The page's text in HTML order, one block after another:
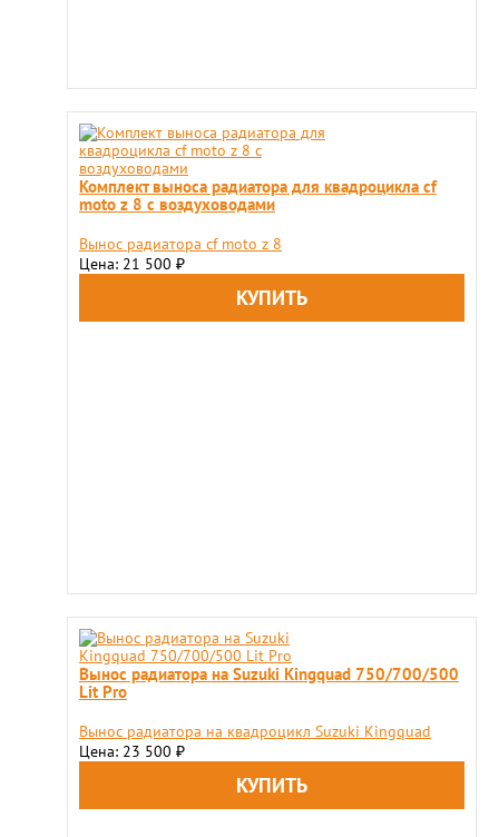
Комплект выноса радиатора для квадроцикла cf
moto z 8 с воздуховодами
Вынос радиатора cf moto z 8
Цена: 21 500 ₽
Вынос радиатора на Suzuki Kingquad 750/700/500
Lit Pro
Вынос радиатора на квадроцикл Suzuki Kingquad
Цена: 23 500 ₽